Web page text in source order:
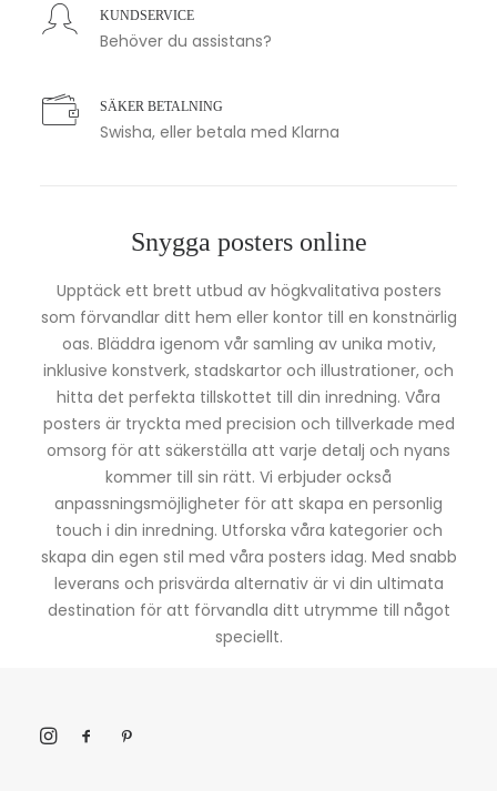
KUNDSERVICE
Behöver du assistans?
SÄKER BETALNING
Swisha, eller betala med Klarna
Snygga posters online
Upptäck ett brett utbud av högkvalitativa posters
som förvandlar ditt hem eller kontor till en konstnärlig
oas. Bläddra igenom vår samling av unika motiv,
inklusive konstverk, stadskartor och illustrationer, och
hitta det perfekta tillskottet till din inredning. Våra
posters är tryckta med precision och tillverkade med
omsorg för att säkerställa att varje detalj och nyans
kommer till sin rätt. Vi erbjuder också
anpassningsmöjligheter för att skapa en personlig
touch i din inredning. Utforska våra kategorier och
skapa din egen stil med våra posters idag. Med snabb
leverans och prisvärda alternativ är vi din ultimata
destination för att förvandla ditt utrymme till något
speciellt.